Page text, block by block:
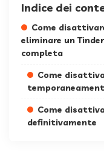
Indice dei
Come
eliminare un
completa
Come
Come
definitivamente